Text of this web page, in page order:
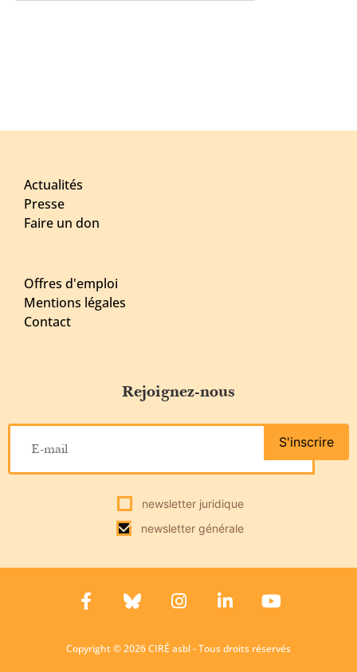
Actualités
Presse
Faire un don
Offres d'emploi
Mentions légales
Contact
Rejoignez-nous
newsletter juridique
newsletter générale
S'inscrire
Copyright © 2026 CIRÉ asbl - Tous droits réservés